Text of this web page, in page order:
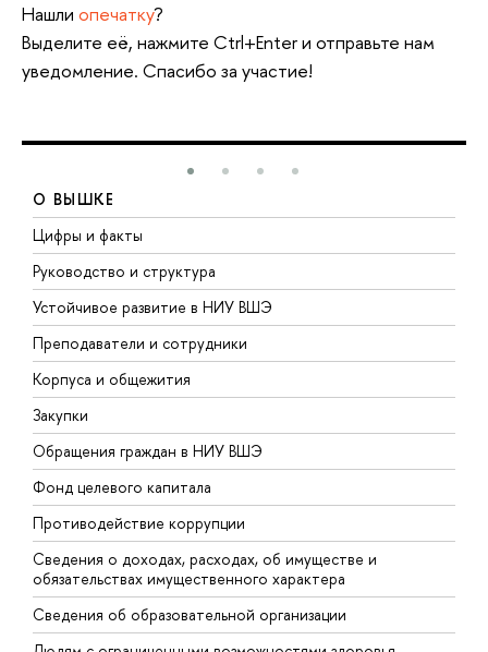
Нашли опечатку?
Выделите её, нажмите Ctrl+Enter и отправьте нам
уведомление. Спасибо за участие!
О ВЫШКЕ
Цифры и факты
Руководство и структура
Устойчивое развитие в НИУ ВШЭ
Преподаватели и сотрудники
Корпуса и общежития
Закупки
Обращения граждан в НИУ ВШЭ
Фонд целевого капитала
Противодействие коррупции
Сведения о доходах, расходах, об имуществе и
обязательствах имущественного характера
Сведения об образовательной организации